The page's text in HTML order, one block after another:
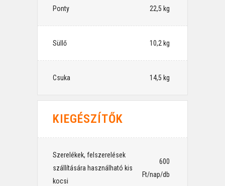
Ponty ⠀22,5 kg
Süllő ⠀10,2 kg
Csuka ⠀14,5 kg
KIEGÉSZÍTŐK
Szerelékek, felszerelések
szállítására használható kis
kocsi
⠀600
Ft/nap/db